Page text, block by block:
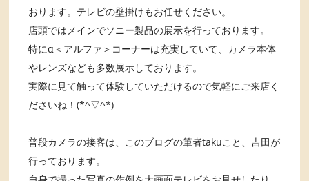
おります。テレビの壁掛けもお任せください。
店頭ではメインでソニー製品の展示を行っております。
特にα＜アルファ＞コーナーは充実していて、カメラ本体
やレンズなども多数展示しております。
実際に見て触って体験していただけるので気軽にご来店く
ださいね！(*^▽^*)
普段カメラの接客は、このブログの筆者takuこと、吉田が
行っております。